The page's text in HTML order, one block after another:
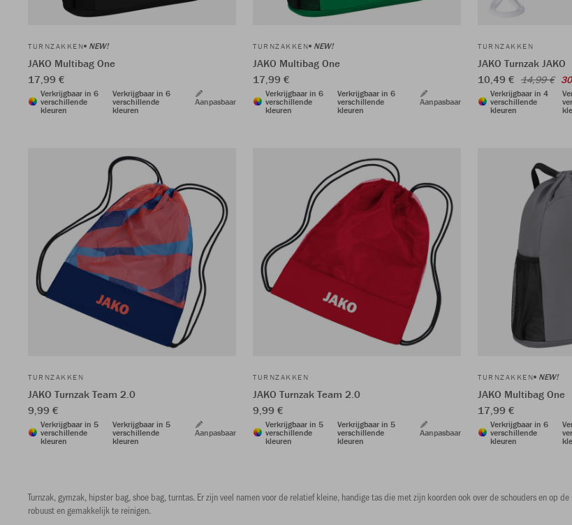
TURNZAKKEN NEW!
JAKO Multibag One
17,99 €
Verkrijgbaar in 6
verschillende
kleuren
Verkrijgbaar in 6
verschillende
kleuren
Aanpasbaar
TURNZAKKEN NEW!
JAKO Multibag One
17,99 €
Verkrijgbaar in 6
verschillende
kleuren
Verkrijgbaar in 6
verschillende
kleuren
Aanpasbaar
TURNZAKKEN
JAKO Turnzak JAKO
10,49 € 14,99 €
Verkrijgbaar in 4
verschillende
kleuren
TURNZAKKEN
JAKO Turnzak Team 2.0
9,99 €
Verkrijgbaar in 5
verschillende
kleuren
Verkrijgbaar in 5
verschillende
kleuren
Aanpasbaar
TURNZAKKEN
JAKO Turnzak Team 2.0
9,99 €
Verkrijgbaar in 5
verschillende
kleuren
Verkrijgbaar in 5
verschillende
kleuren
Aanpasbaar
TURNZAKKEN NEW!
JAKO Multibag One
17,99 €
Verkrijgbaar in 6
verschillende
kleuren
Turnzak, gymzak, hipster bag, shoe bag, turntas. Er zijn veel namen voor de relatief kleine, handige tas die met zijn koorden ook over de schouders en op
robuust en gemakkelijk te reinigen.